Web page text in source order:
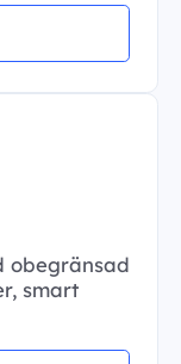
obegränsad
smart